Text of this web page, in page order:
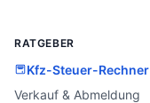
RATGEBER
Kfz-Steuer-Rechner
Verkauf & Abmeldung